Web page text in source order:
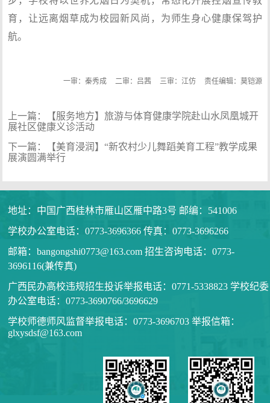
育，让远离烟草成为校园新风尚，为师生身心健康保驾护
航。
一审：秦秀成 二审：吕茜 三审：江仿 责任编辑：莫铠源
上一篇：
【服务地方】旅游与体育健康学院赴山水凤凰城开
展社区健康义诊活动
下一篇：
【美育浸润】“新农村少儿舞蹈美育工程”教学成果
展演圆满举行
地址：中国广西桂林市雁山区雁中路3号 邮编：541006
学校办公室电话：0773-3696366 传真：0773-3696266
邮箱：bangongshi0773@163.com 招生咨询电话：0773-
3696116(兼传真)
广西民办高校违规招生投诉举报电话：0771-5338823 学校纪委
办公室电话：0773-3690766/3696629
学校师德师风监督举报电话：0773-3696703 举报信箱：
glxysdsf@163.com